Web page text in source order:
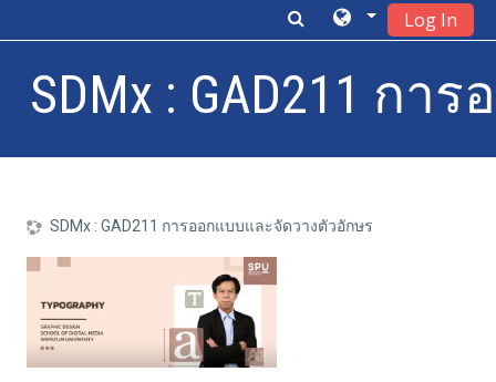
Log In
SDMx : GAD211 ก
SDMx : GAD211 การออกแบบและจัดวางตัวอักษร